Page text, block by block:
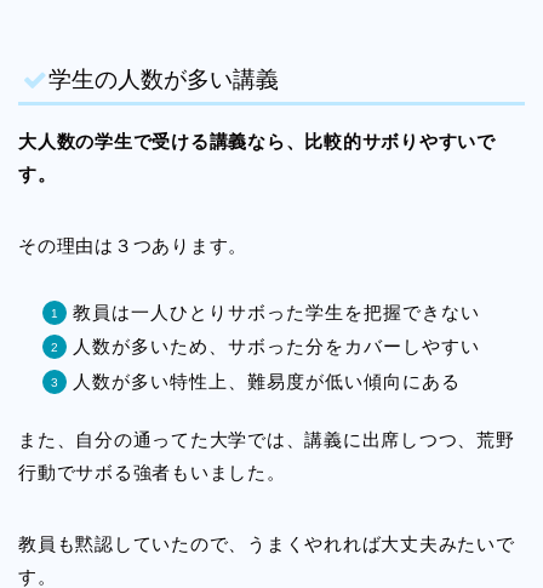
学生の人数が多い講義
大人数の学生で受ける講義なら、比較的サボりやすいで
す。
その理由は３つあります。
教員は一人ひとりサボった学生を把握できない
人数が多いため、サボった分をカバーしやすい
人数が多い特性上、難易度が低い傾向にある
また、自分の通ってた大学では、講義に出席しつつ、荒野
行動でサボる強者もいました。
教員も黙認していたので、うまくやれれば大丈夫みたいで
す。